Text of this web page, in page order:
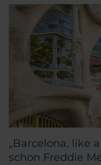
„Barcelona, like
schon Freddie